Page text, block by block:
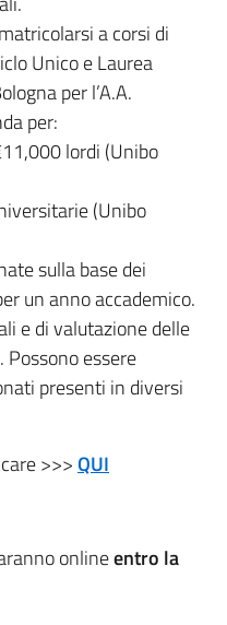
a corsi di
Unico e Laurea
per l’A.A.
per:
lordi (Unibo
(Unibo
sulla base dei
un anno accademico.
e di valutazione delle
essere
presenti in diversi
>>>QUI
onlineentro la